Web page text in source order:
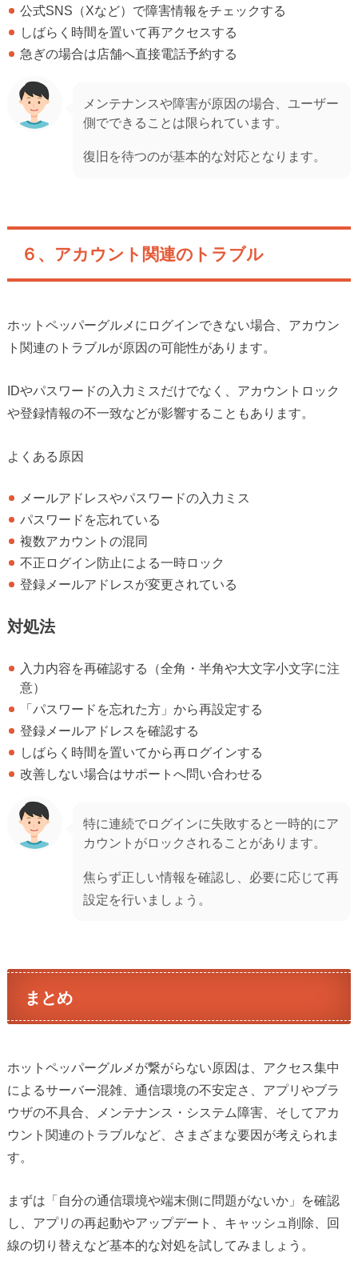
公式SNS（Xなど）で障害情報をチェックする
しばらく時間を置いて再アクセスする
急ぎの場合は店舗へ直接電話予約する
メンテナンスや障害が原因の場合、ユーザー
側でできることは限られています。
復旧を待つのが基本的な対応となります。
６、アカウント関連のトラブル
ホットペッパーグルメにログインできない場合、アカウン
ト関連のトラブルが原因の可能性があります。
IDやパスワードの入力ミスだけでなく、アカウントロック
や登録情報の不一致などが影響することもあります。
よくある原因
メールアドレスやパスワードの入力ミス
パスワードを忘れている
複数アカウントの混同
不正ログイン防止による一時ロック
登録メールアドレスが変更されている
対処法
入力内容を再確認する（全角・半角や大文字小文字に注
意）
「パスワードを忘れた方」から再設定する
登録メールアドレスを確認する
しばらく時間を置いてから再ログインする
改善しない場合はサポートへ問い合わせる
特に連続でログインに失敗すると一時的にア
カウントがロックされることがあります。
焦らず正しい情報を確認し、必要に応じて再
設定を行いましょう。
まとめ
ホットペッパーグルメが繋がらない原因は、アクセス集中
によるサーバー混雑、通信環境の不安定さ、アプリやブラ
ウザの不具合、メンテナンス・システム障害、そしてアカ
ウント関連のトラブルなど、さまざまな要因が考えられま
す。
まずは「自分の通信環境や端末側に問題がないか」を確認
し、アプリの再起動やアップデート、キャッシュ削除、回
線の切り替えなど基本的な対処を試してみましょう。